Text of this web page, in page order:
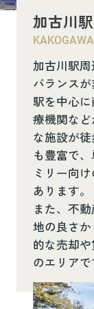
加古川
加古川駅
バランス
駅を中心
療機関な
な施設が
も豊富で
ミリー向
あります。
また、不
地の良さ
的な売却
のエリアで